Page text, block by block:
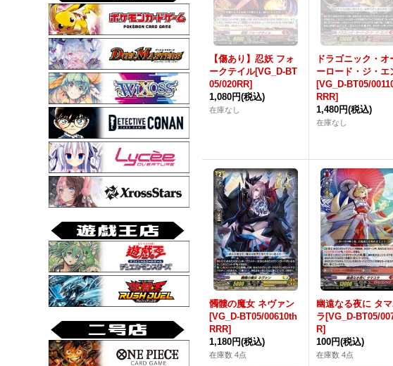
【傷あり】忍妖 フォ
ークテイル[VG_D-BT
05/020RR]
1,080円(税込)
在庫なし
ドラゴニック・オ
ーロード・ジ・エ
[VG_D-BT05/
RRR]
1,480円(税込)
在庫なし
髑髏の魔女 ネヴァン
[VG_D-BT05/00610th
RRR]
1,180円(税込)
在庫数 4点
幽遠なる夜に タ
ラ[VG_D-BT05/
R]
100円(税込)
在庫数 4点